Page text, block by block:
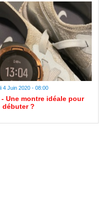
4 Juin 2020 - 08:00
Une montre idéale pour
débuter ?